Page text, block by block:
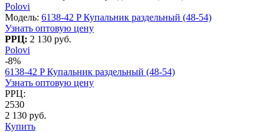
Polovi
Модель: 6138-42 P Купальник раздельный (48-54)
Узнать оптовую цену
РРЦ: 2 130 руб.
Polovi
-8%
6138-42 P Купальник раздельный (48-54)
Узнать оптовую цену
РРЦ:
2530
2 130 руб.
Купить